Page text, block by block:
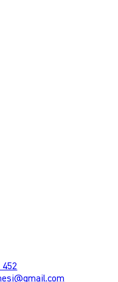
452